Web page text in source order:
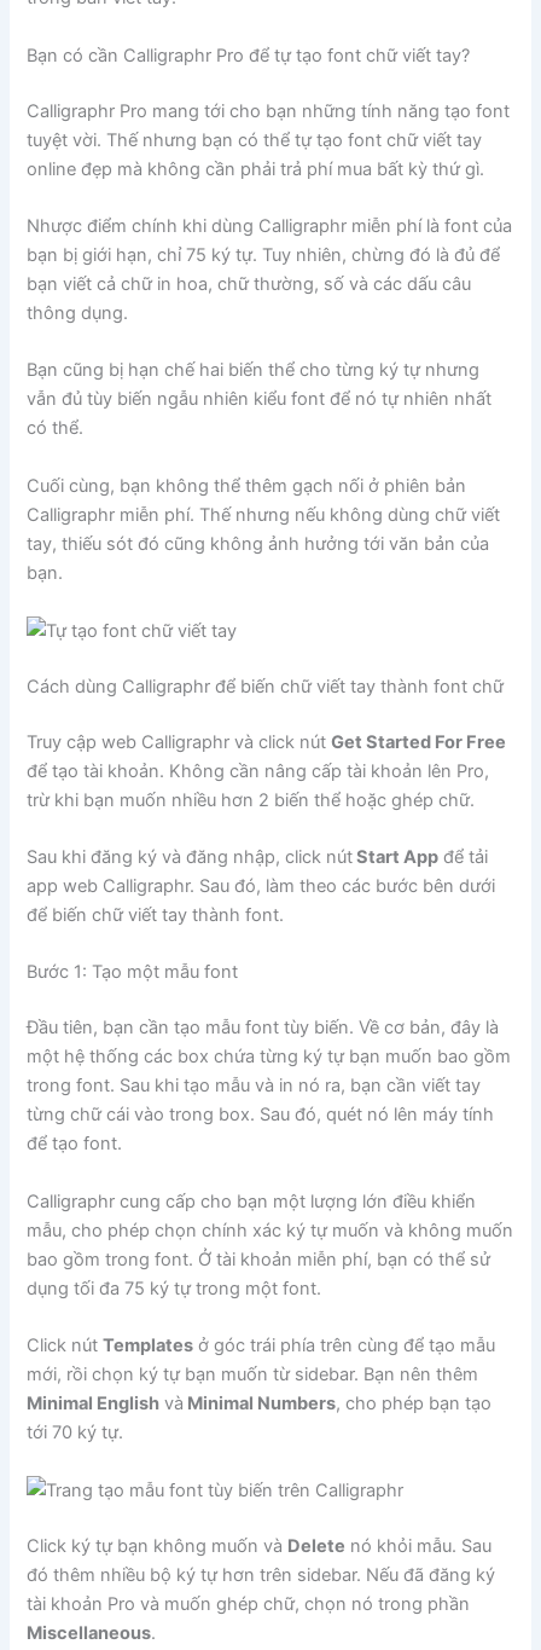
Bạn có cần Calligraphr Pro để tự tạo font chữ viết tay?
Calligraphr Pro mang tới cho bạn những tính năng tạo font
tuyệt vời. Thế nhưng bạn có thể tự tạo font chữ viết tay
online đẹp mà không cần phải trả phí mua bất kỳ thứ gì.
Nhược điểm chính khi dùng Calligraphr miễn phí là font của
bạn bị giới hạn, chỉ 75 ký tự. Tuy nhiên, chừng đó là đủ để
bạn viết cả chữ in hoa, chữ thường, số và các dấu câu
thông dụng.
Bạn cũng bị hạn chế hai biến thể cho từng ký tự nhưng
vẫn đủ tùy biến ngẫu nhiên kiểu font để nó tự nhiên nhất
có thể.
Cuối cùng, bạn không thể thêm gạch nối ở phiên bản
Calligraphr miễn phí. Thế nhưng nếu không dùng chữ viết
tay, thiếu sót đó cũng không ảnh hưởng tới văn bản của
bạn.
Cách dùng Calligraphr để biến chữ viết tay thành font chữ
Truy cập web Calligraphr và click nútGet Started For Free
để tạo tài khoản. Không cần nâng cấp tài khoản lên Pro,
trừ khi bạn muốn nhiều hơn 2 biến thể hoặc ghép chữ.
Sau khi đăng ký và đăng nhập, click nútStart App để tải
app web Calligraphr. Sau đó, làm theo các bước bên dưới
để biến chữ viết tay thành font.
Bước 1: Tạo một mẫu font
Đầu tiên, bạn cần tạo mẫu font tùy biến. Về cơ bản, đây là
một hệ thống các box chứa từng ký tự bạn muốn bao gồm
trong font. Sau khi tạo mẫu và in nó ra, bạn cần viết tay
từng chữ cái vào trong box. Sau đó, quét nó lên máy tính
để tạo font.
Calligraphr cung cấp cho bạn một lượng lớn điều khiển
mẫu, cho phép chọn chính xác ký tự muốn và không muốn
bao gồm trong font. Ở tài khoản miễn phí, bạn có thể sử
dụng tối đa 75 ký tự trong một font.
Click nútTemplates ở góc trái phía trên cùng để tạo mẫu
mới, rồi chọn ký tự bạn muốn từ sidebar. Bạn nên thêm
Minimal English và Minimal Numbers, cho phép bạn tạo
tới 70 ký tự.
Click ký tự bạn không muốn và Delete nó khỏi mẫu. Sau
đó thêm nhiều bộ ký tự hơn trên sidebar. Nếu đã đăng ký
tài khoản Pro và muốn ghép chữ, chọn nó trong phần
Miscellaneous.